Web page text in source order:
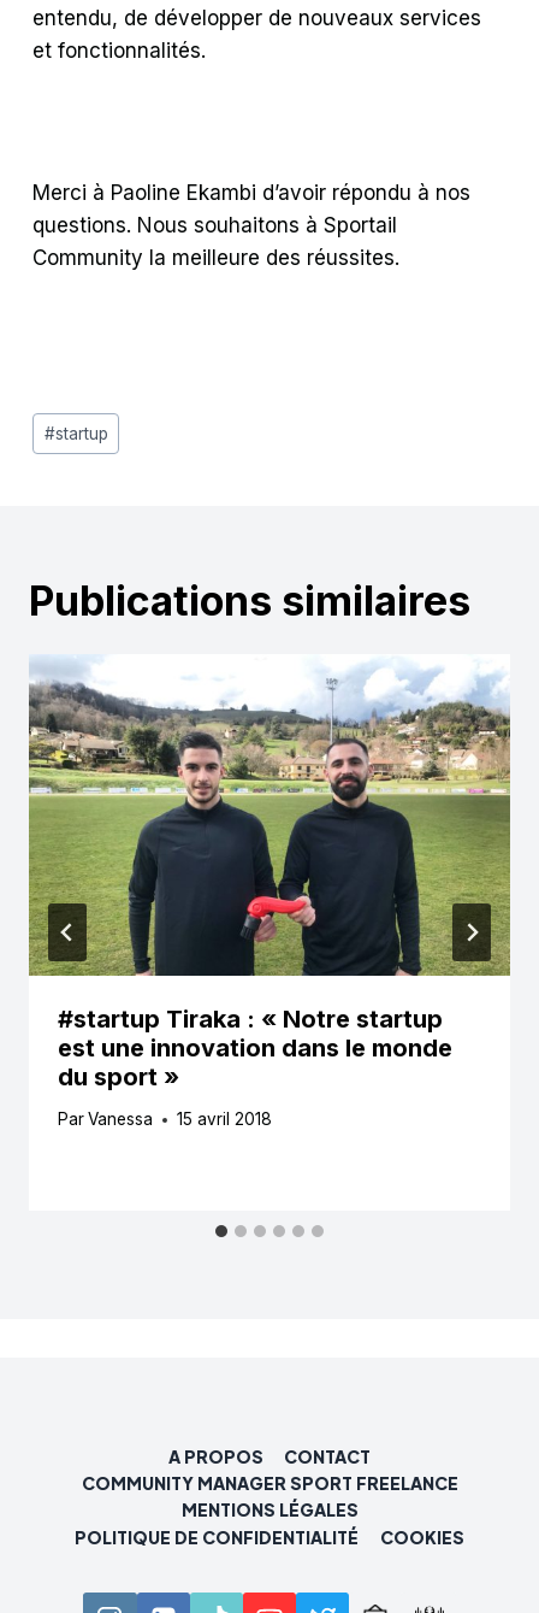
entendu, de développer de nouveaux services
et fonctionnalités.
Merci à Paoline Ekambi d’avoir répondu à nos
questions. Nous souhaitons à Sportail
Community la meilleure des réussites.
Étiquettes
de
#startup
Publications similaires
#startup Tiraka : « Notre startup
est une innovation dans le monde
du sport »
ParVanessa 15 avril 2018
A PROPOS
CONTACT
COMMUNITY MANAGER SPORT FREELANCE
MENTIONS LÉGALES
POLITIQUE DE CONFIDENTIALITÉ
COOKIES